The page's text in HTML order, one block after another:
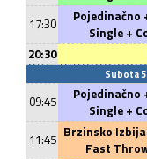
17:30 Pojedinačno
Single +
20:30
Subota
09:45 Pojedinačno
Single +
11:45 Brzinsko
Fast